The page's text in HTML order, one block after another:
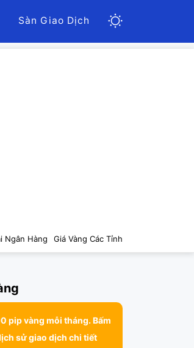
Sàn Giao Dịch
Ngân Hàng Giá Vàng Các Tỉnh
pip vàng mỗi tháng. Bấm
sử giao dịch chi tiết